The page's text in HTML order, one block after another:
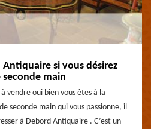
Antiquaire si vous désirez
seconde main
vendre oui bien vous êtes à la
seconde main qui vous passionne, il
à Debord Antiquaire . C’est un